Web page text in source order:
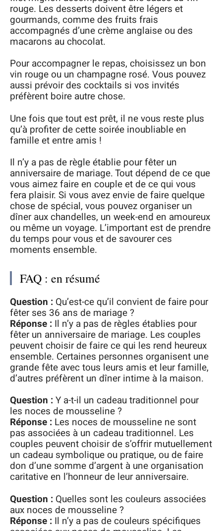
rouge. Les desserts doivent être légers et
gourmands, comme des fruits frais
accompagnés d’une crème anglaise ou des
macarons au chocolat.
Pour accompagner le repas, choisissez un bon
vin rouge ou un champagne rosé. Vous pouvez
aussi prévoir des cocktails si vos invités
préfèrent boire autre chose.
Une fois que tout est prêt, il ne vous reste plus
qu’à profiter de cette soirée inoubliable en
famille et entre amis !
Il n’y a pas de règle établie pour fêter un
anniversaire de mariage. Tout dépend de ce que
vous aimez faire en couple et de ce qui vous
fera plaisir. Si vous avez envie de faire quelque
chose de spécial, vous pouvez organiser un
dîner aux chandelles, un week-end en amoureux
ou même un voyage. L’important est de prendre
du temps pour vous et de savourer ces
moments ensemble.
FAQ : en résumé
Question : Qu’est-ce qu’il convient de faire pour
fêter ses 36 ans de mariage ?
Réponse : Il n’y a pas de règles établies pour
fêter un anniversaire de mariage. Les couples
peuvent choisir de faire ce qui les rend heureux
ensemble. Certaines personnes organisent une
grande fête avec tous leurs amis et leur famille,
d’autres préfèrent un dîner intime à la maison.
Question :Y a-t-il un cadeau traditionnel pour
les noces de mousseline ?
Réponse : Les noces de mousseline ne sont
pas associées à un cadeau traditionnel. Les
couples peuvent choisir de s’offrir mutuellement
un cadeau symbolique ou pratique, ou de faire
don d’une somme d’argent à une organisation
caritative en l’honneur de leur anniversaire.
Question : Quelles sont les couleurs associées
aux noces de mousseline ?
Réponse : Il n’y a pas de couleurs spécifiques